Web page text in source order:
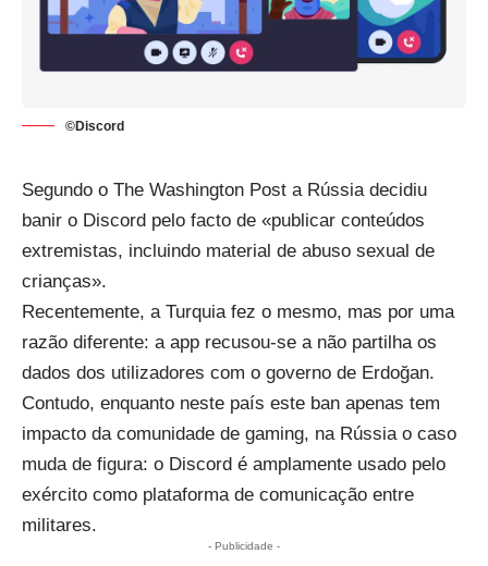
©Discord
Segundo o The Washington Post a Rússia decidiu
banir o Discord pelo facto de «publicar conteúdos
extremistas, incluindo material de abuso sexual de
crianças».
Recentemente, a Turquia fez o mesmo, mas por uma
razão diferente: a app recusou-se a não partilha os
dados dos utilizadores com o governo de Erdoğan.
Contudo, enquanto neste país este ban apenas tem
impacto da comunidade de gaming, na Rússia o caso
muda de figura: o Discord é amplamente usado pelo
exército como plataforma de comunicação entre
militares.
- Publicidade -